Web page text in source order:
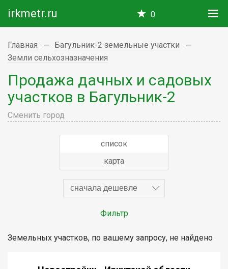
irkmetr.ru 0
Главная
Багульник-2 земельные участки
Земли сельхозназначения
Продажа дачных и садовых
участков в Багульник-2
Сменить город
список
карта
сначала дешевле
Фильтр
Земельных участков, по вашему запросу, не найдено